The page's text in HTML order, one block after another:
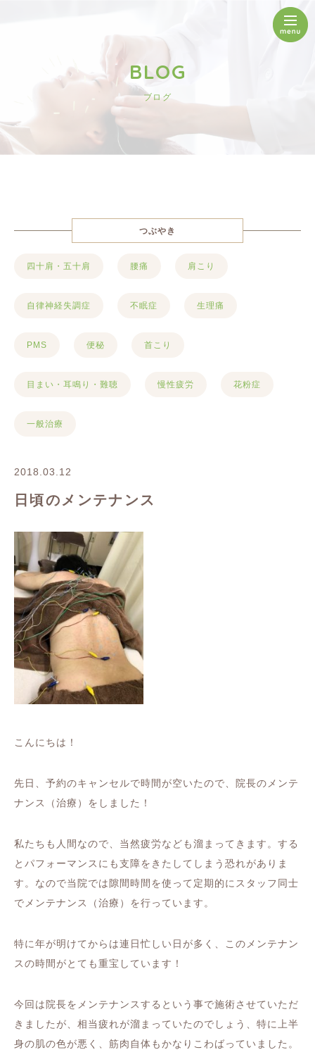
BLOG
ブログ
つぶやき
四十肩・五十肩 腰痛 肩こり
自律神経失調症 不眠症 生理痛
PMS 便秘 首こり
目まい・耳鳴り・難聴 慢性疲労 花粉症
一般治療
2018.03.12
日頃のメンテナンス
こんにちは！
先日、予約のキャンセルで時間が空いたので、院長のメンテ
ナンス（治療）をしました！
私たちも人間なので、当然疲労なども溜まってきます。する
とパフォーマンスにも支障をきたしてしまう恐れがありま
す。なので当院では隙間時間を使って定期的にスタッフ同士
でメンテナンス（治療）を行っています。
特に年が明けてからは連日忙しい日が多く、このメンテナン
スの時間がとても重宝しています！
今回は院長をメンテナンスするという事で施術させていただ
きましたが、相当疲れが溜まっていたのでしょう、特に上半
身の肌の色が悪く、筋肉自体もかなりこわばっていました。